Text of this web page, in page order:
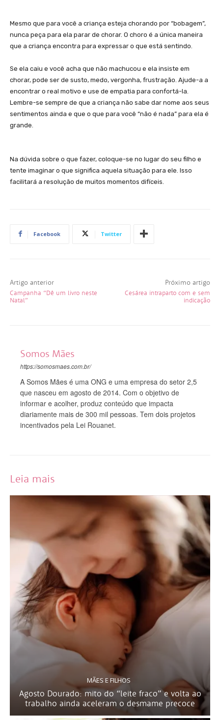
Mesmo que para você a criança esteja chorando por “bobagem”,
nunca peça para ela parar de chorar. O choro é a única maneira
que a criança encontra para expressar o que está sentindo.
Se ela caiu e você acha que não machucou e ela insiste em
chorar, pode ser de susto, medo, vergonha, frustração. Ajude-a a
encontrar o real motivo e use de empatia para confortá-la.
Lembre-se sempre de que a criança não sabe dar nome aos seus
sentimentos ainda e que o que para você “não é nada” para ela é
grande.
Na dúvida sobre o que fazer, coloque-se no lugar do seu filho e
tente imaginar o que significa aquela situação para ele. Isso
facilitará a resolução de muitos momentos difíceis.
Facebook Twitter
Artigo anterior
Campanha “Dê um livro neste
Natal”
Próximo artigo
Cesárea intraparto com e sem
indicação
Somos Mães
https://somosmaes.com.br/
A Somos Mães é uma ONG e uma empresa do setor 2,5
que nasceu em agosto de 2014. Com o objetivo de
informar e acolher, produz conteúdo que impacta
diariamente mais de 300 mil pessoas. Tem dois projetos
incentivados pela Lei Rouanet.
Leia mais
MÃES E FILHOS
Agosto Dourado: mito do “leite fraco” e volta ao
trabalho ainda aceleram o desmame precoce